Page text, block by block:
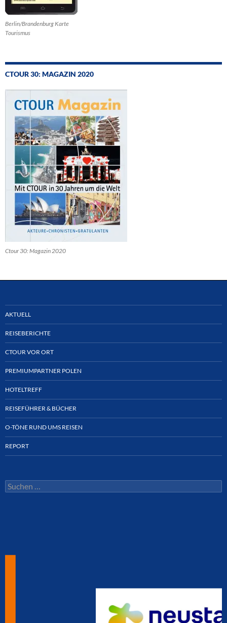
Berlin/Brandenburg Karte
Tourismus
CTOUR 30: MAGAZIN 2020
Ctour 30: Magazin 2020
AKTUELL
REISEBERICHTE
CTOUR VOR ORT
PREMIUMPARTNER POLEN
HOTELTREFF
REISEFÜHRER & BÜCHER
O-TÖNE RUND UMS REISEN
REPORT
Suchen
nach: